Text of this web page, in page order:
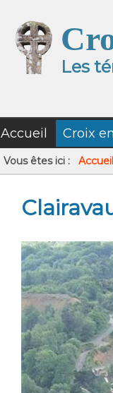
Les
Accueil Croix
Vous êtes ici : Accueil